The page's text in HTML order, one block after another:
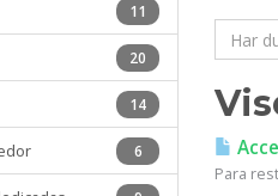
11
20
14
6
Para